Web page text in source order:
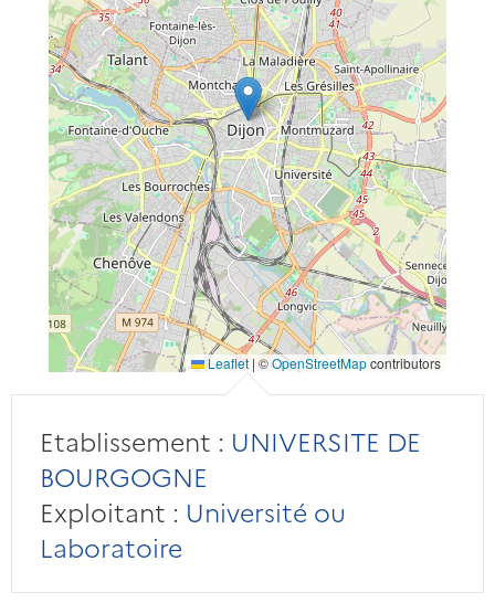
Leaflet|©OpenStreetMapcontributors
Etablissement : UNIVERSITE DE
BOURGOGNE
Exploitant : Université ou
Laboratoire